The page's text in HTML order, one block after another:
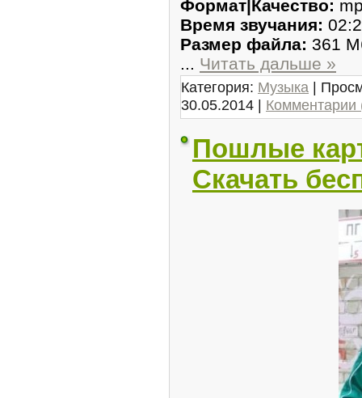
Формат|Качество:
Время звучания:
Размер файла: 361
... Читать дальше »
Категория: Музыка |
30.05.2014 | Комментарии
Пошлые
Скачать